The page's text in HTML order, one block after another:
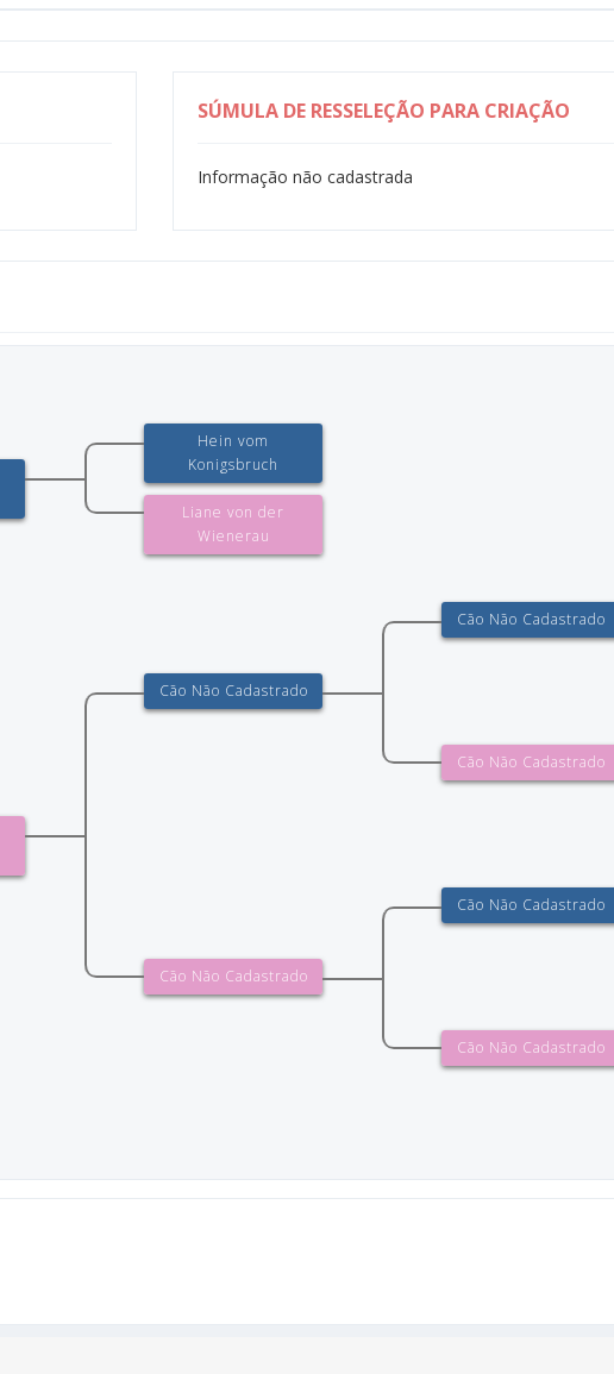
SÚMULA DE RESSELEÇÃO PARA CRIAÇÃO
Informação não cadastrada
Hein vom
Konigsbruch
Liane von der
Wienerau
Cão Não Cadastrado
Cão Não Cadastrado
Cão Não Cadastrado
Cão Não Cadastrado
Cão Não Cadastrado
Cão Não Cadastrado